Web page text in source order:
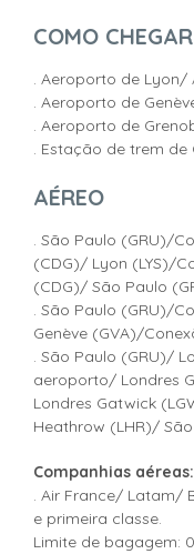
COMO CHEGAR
. Aeroporto de Lyon/
. Aeroporto de
. Aeroporto de
. Estação de trem de
AÉREO
. São Paulo (GRU)/
(CDG)/ Lyon (LYS)/
(CDG)/ São Paulo
. São Paulo (GRU)/
Genève (GVA)/
. São Paulo (GRU)/
aeroporto/ Londres
Londres Gatwick
Heathrow (LHR)/
Companhias aéreas:
. Air France/ Latam/
e primeira classe.
Limite de bagagem: